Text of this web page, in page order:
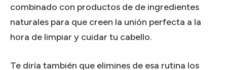
combinado con productos de de ingredientes
naturales para que creen la unión perfecta a la
hora de limpiar y cuidar tu cabello.
Te diría también que elimines de esa rutina los